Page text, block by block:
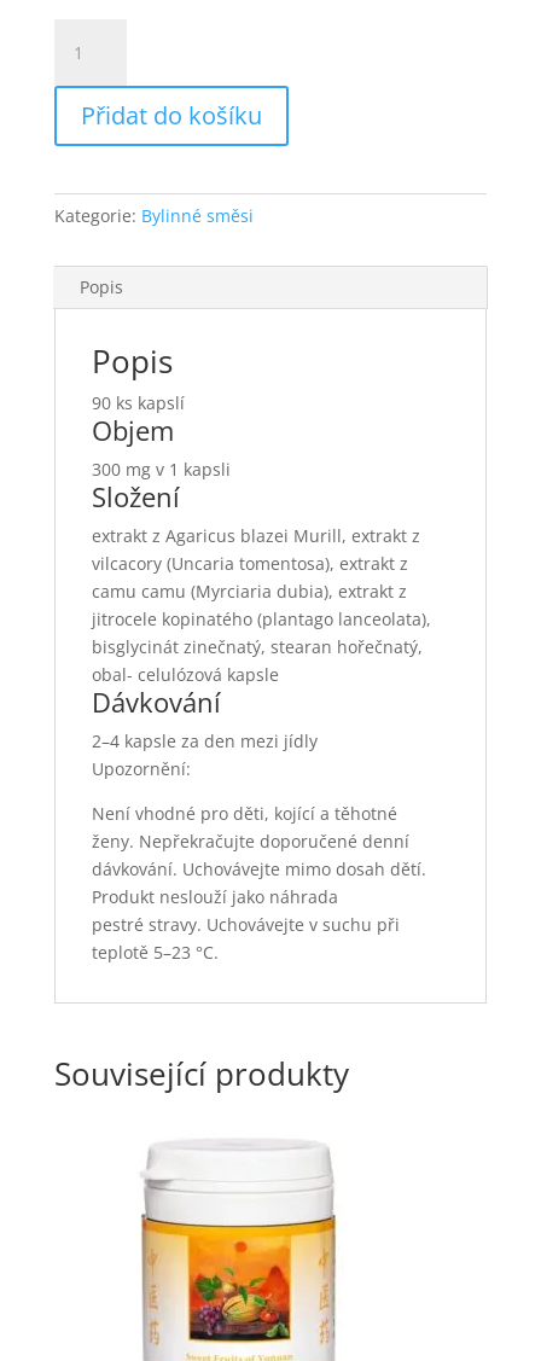
tablet
množství
Přidat do košíku
Kategorie: Bylinné směsi
Popis
Popis
90 ks kapslí
Objem
300 mg v 1 kapsli
Složení
extrakt z Agaricus blazei Murill, extrakt z
vilcacory (Uncaria tomentosa), extrakt z
camu camu (Myrciaria dubia), extrakt z
jitrocele kopinatého (plantago lanceolata),
bisglycinát zinečnatý, stearan hořečnatý,
obal- celulózová kapsle
Dávkování
2–4 kapsle za den mezi jídly
Upozornění:
Není vhodné pro děti, kojící a těhotné
ženy. Nepřekračujte doporučené denní
dávkování. Uchovávejte mimo dosah dětí.
Produkt neslouží jako náhrada
pestré stravy. Uchovávejte v suchu při
teplotě 5–23 °C.
Související produkty